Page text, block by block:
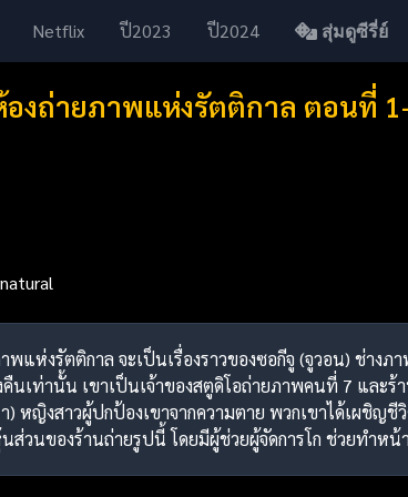
Netflix ปี2023 ปี2024 สุ่มดูซีรี่ย์
องถ่ายภาพแห่งรัตติกาล ตอนที่
พแห่งรัตติกาล จะเป็นเรื่องราวของซอกีจู (จูวอน) ช่า
เท่านั้น เขาเป็นเจ้าของสตูดิโอถ่ายภาพคนที่ 7 และ
หญิงสาวผู้ปกป้องเขาจากความตาย พวกเขาได้เผชิญชี
วนของร้านถ่ายรูปนี้ โดยมีผู้ช่วยผู้จัดการโก ช่วยทำหน้